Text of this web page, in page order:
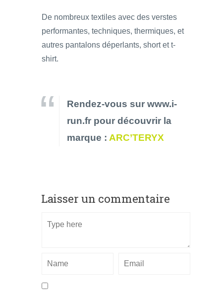
De nombreux textiles avec des verstes
performantes, techniques, thermiques, et
autres pantalons déperlants, short et t-
shirt.
Rendez-vous sur www.i-
run.fr pour découvrir la
marque : ARC’TERYX
Laisser un commentaire